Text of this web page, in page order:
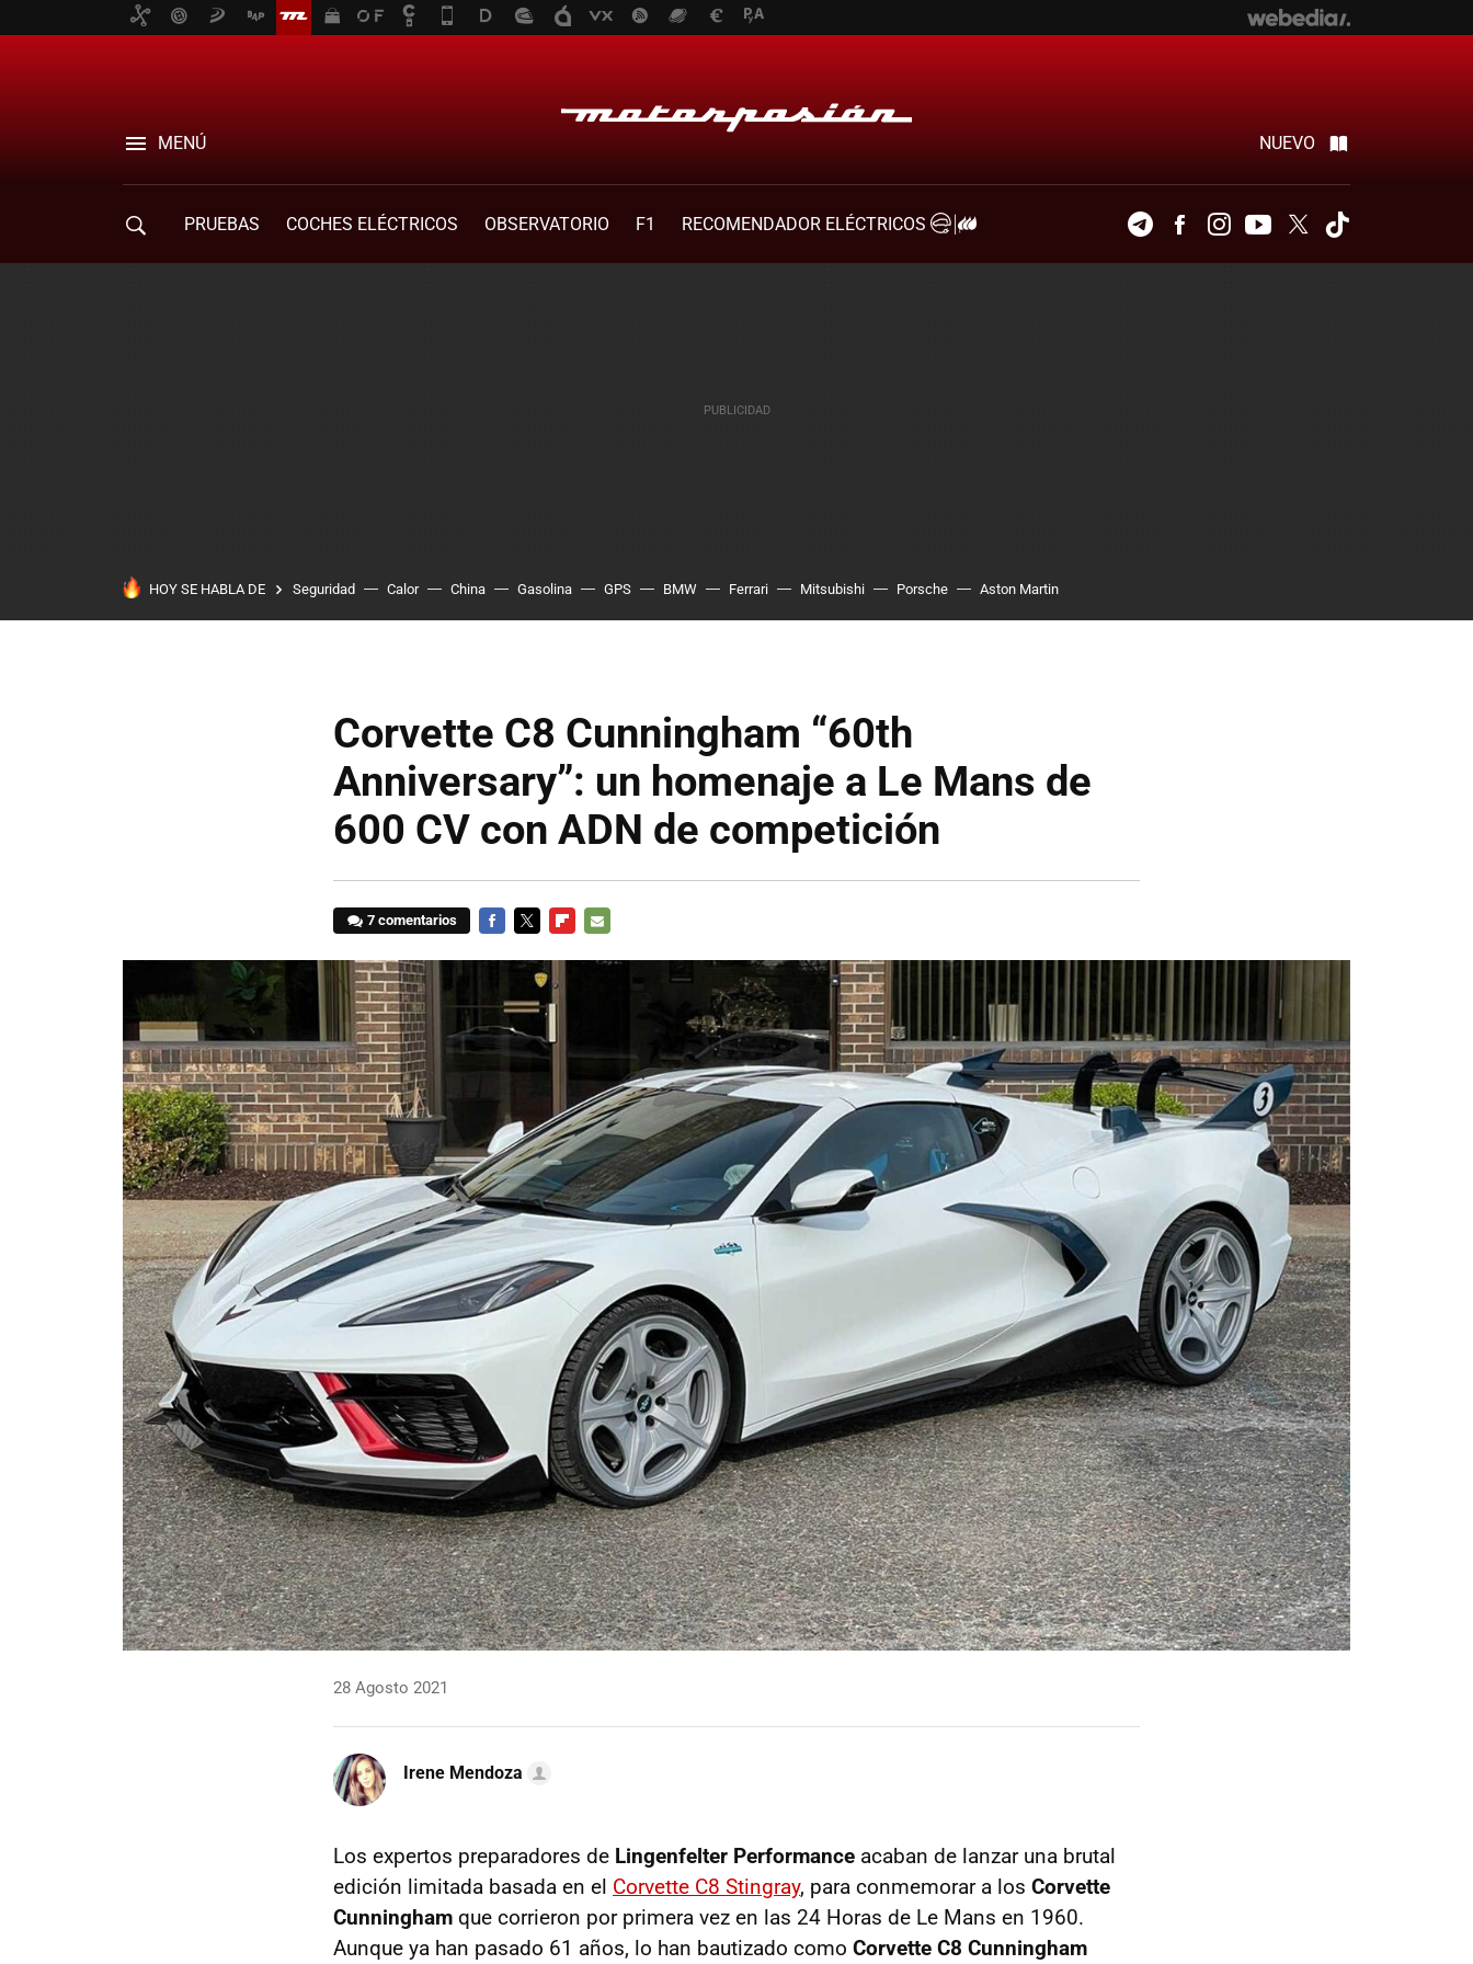
MENÚ NUEVO
PRUEBAS COCHES ELÉCTRICOS OBSERVATORIO F1
RECOMENDADOR ELÉCTRICOS
TelegramFacebookInstagramYoutubeTwitter
HOY SE HABLA DE Seguridad Calor China Gasolina GPS BMW Ferrari Mitsubishi Porsche Aston Martin
Corvette C8 Cunningham “60th
Anniversary”: un homenaje a Le Mans de
600 CV con ADN de competición
7 comentarios
28 Agosto 2021
Irene Mendoza
Los expertos preparadores de Lingenfelter Performance acaban de lanzar una brutal
edición limitada basada en el Corvette C8 Stingray, para conmemorar a los Corvette
Cunningham que corrieron por primera vez en las 24 Horas de Le Mans en 1960.
Aunque ya han pasado 61 años, lo han bautizado como Corvette C8 Cunningham